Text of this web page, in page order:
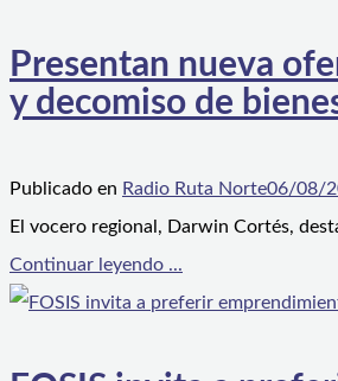
Presentan nueva
y decomiso de
Publicado en Radio Ruta Norte06/08/
El vocero regional, Darwin Cortés,
Continuar leyendo ...